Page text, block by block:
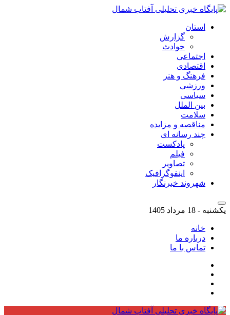
استان
گزارش
حوادث
اجتماعی
اقتصادی
فرهنگ و هنر
ورزشی
سیاسی
بین الملل
سلامت
مناقصه و مزایده
چند رسانه ای
پادکست
فیلم
تصاویر
اینفوگرافیک
شهروند خبرنگار
یکشنبه - 18 مرداد 1405
خانه
درباره ما
تماس با ما